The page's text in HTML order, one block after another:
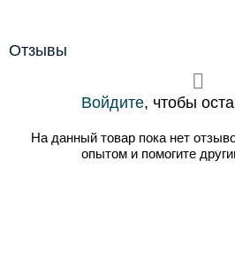
Отзывы
Войдите, чтобы
На данный товар пока нет
опытом и помогите